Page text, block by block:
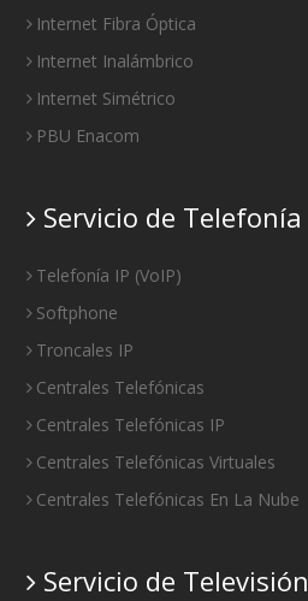
Internet Fibra Óptica
Internet Inalámbrico
Internet Simétrico
PBU Enacom
Servicio de Telefonía
Telefonía IP (VoIP)
Softphone
Troncales IP
Centrales Telefónicas
Centrales Telefónicas IP
Centrales Telefónicas Virtuales
Centrales Telefónicas En La Nube
Servicio de Televisión